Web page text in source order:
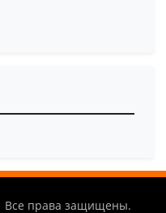
Все права защищены.